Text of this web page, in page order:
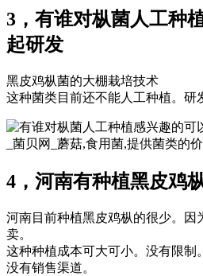
3，有谁对枞菌人工种
起研发
黑皮鸡枞菌的大棚栽培技术
这种菌类目前还不能人工种植。研
_菌贝网_蘑菇,食用菌,提供菌类的
4，河南有种植黑皮鸡
河南目前种植黑皮鸡枞的很少。因
卖。
这种种植成本可大可小。没有限制
没有销售渠道。